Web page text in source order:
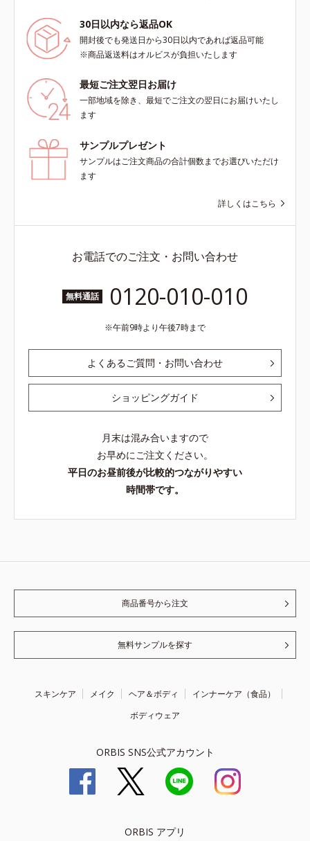
30日以内なら返品OK
開封後でも発送日から30日以内であれば返品可能
※商品返送料はオルビスが負担いたします
最短ご注文翌日お届け
一部地域を除き、最短でご注文の翌日にお届けいたし
ます
サンプルプレゼント
サンプルはご注文商品の合計個数までお選びいただけ
ます
詳しくはこちら
お電話でのご注文・お問い合わせ
無料通話 0120-010-010
午前9時より午後7時まで
よくあるご質問・お問い合わせ
ショッピングガイド
月末は混み合いますので
お早めにご注文ください。
平日のお昼前後が比較的つながりやすい
時間帯です。
商品番号から注文
無料サンプルを探す
スキンケア メイク ヘア＆ボディ
インナーケア（食品）
ボディウェア
ORBIS SNS公式アカウント
ORBIS アプリ